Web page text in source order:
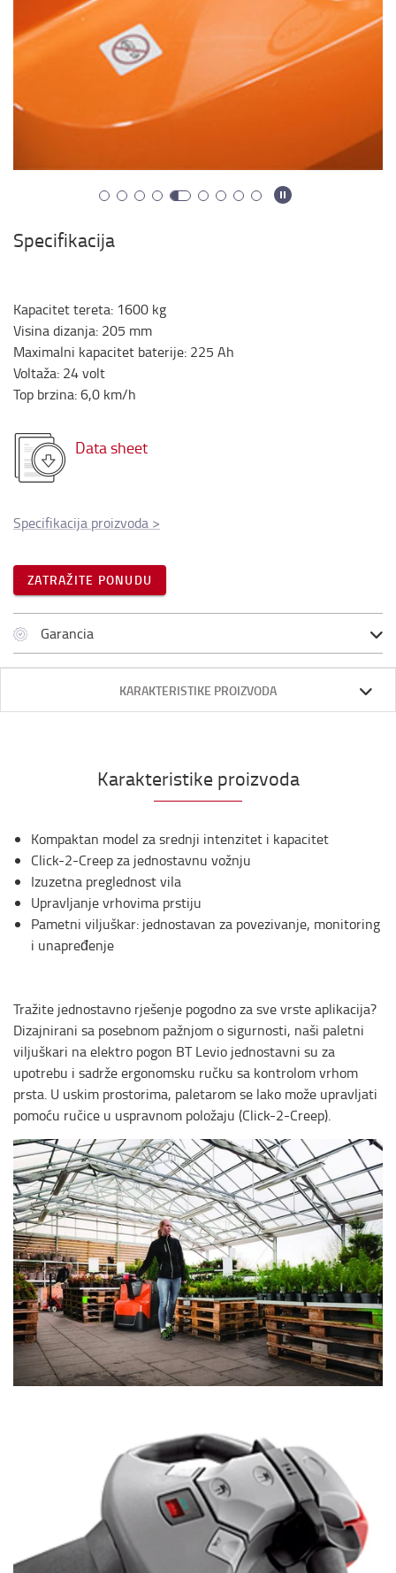
Specifikacija
Kapacitet tereta: 1600 kg
Visina dizanja: 205 mm
Maximalni kapacitet baterije: 225 Ah
Voltaža: 24volt
Top brzina:6,0 km/h
Data sheet
Specifikacija proizvoda >
ZATRAŽITE PONUDU
Garancia
KARAKTERISTIKE PROIZVODA
Karakteristike proizvoda
Kompaktan model za srednji intenzitet i kapacitet
Click-2-Creep za jednostavnu vožnju
Izuzetna preglednost vila
Upravljanje vrhovima prstiju
Pametni viljuškar: jednostavan za povezivanje, monitoring
i unapređenje
Tražite jednostavno rješenje pogodno za sve vrste aplikacija?
Dizajnirani sa posebnom pažnjom o sigurnosti, naši paletni
viljuškari na elektro pogon BT Levio jednostavni su za
upotrebu i sadrže ergonomsku ručku sa kontrolom vrhom
prsta. U uskim prostorima, paletarom se lako može upravljati
pomoću ručice u uspravnom položaju (Click-2-Creep).